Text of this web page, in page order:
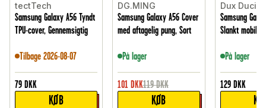
tectTech
Samsung Galaxy A56 Tyndt
TPU-cover, Gennemsigtig
Tilbage 2026-08-07
79 DKK
KØB
DG.MING
Samsung Galaxy A56 Cover
med aftagelig pung, Sort
På lager
101 DKK119 DKK
KØB
Dux Ducis
Samsung
Slankt
På lager
129 DKK